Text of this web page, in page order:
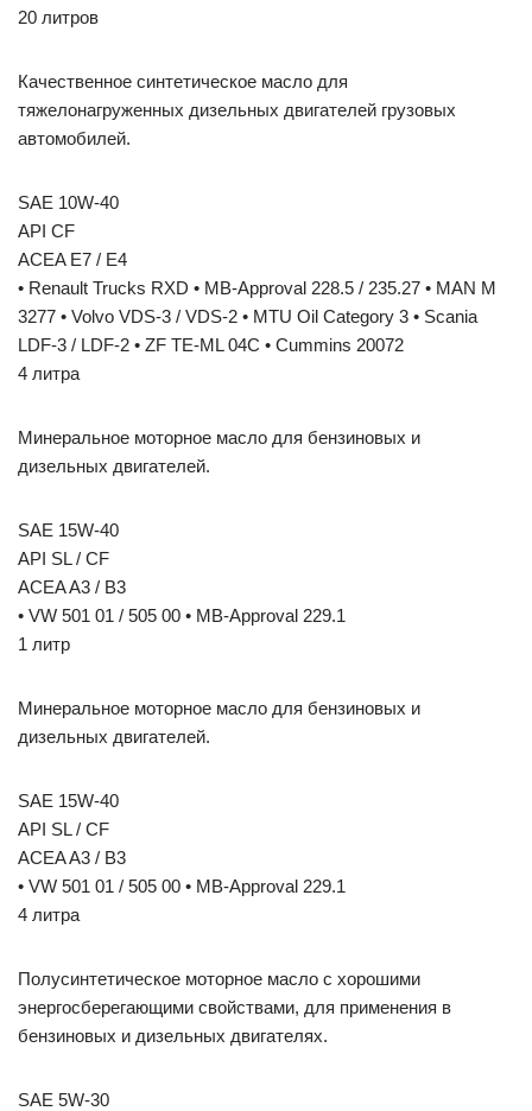
20 литров
Качественное синтетическое масло для
тяжелонагруженных дизельных двигателей грузовых
автомобилей.
SAE 10W-40
API CF
ACEA E7 / E4
• Renault Trucks RXD • MB-Approval 228.5 / 235.27 • MAN M
3277 • Volvo VDS-3 / VDS-2 • MTU Oil Category 3 • Scania
LDF-3 / LDF-2 • ZF TE-ML 04C • Cummins 20072
4 литра
Минеральное моторное масло для бензиновых и
дизельных двигателей.
SAE 15W-40
API SL / CF
ACEA A3 / B3
• VW 501 01 / 505 00 • MB-Approval 229.1
1 литр
Минеральное моторное масло для бензиновых и
дизельных двигателей.
SAE 15W-40
API SL / CF
ACEA A3 / B3
• VW 501 01 / 505 00 • MB-Approval 229.1
4 литра
Полусинтетическое моторное масло с хорошими
энергосберегающими свойствами, для применения в
бензиновых и дизельных двигателях.
SAE 5W-30